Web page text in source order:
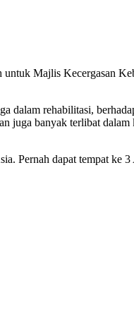
Majlis Kecergasan
dalam rehabilitasi,
banyak terlibat
Pernah dapat tempat ke